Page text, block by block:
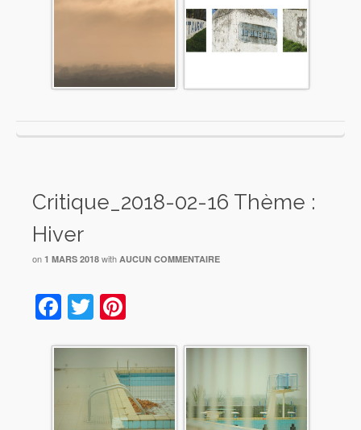
Critique_2018-02-16 Thème :
Hiver
on 1 MARS 2018 with AUCUN COMMENTAIRE
Facebook
Twitter